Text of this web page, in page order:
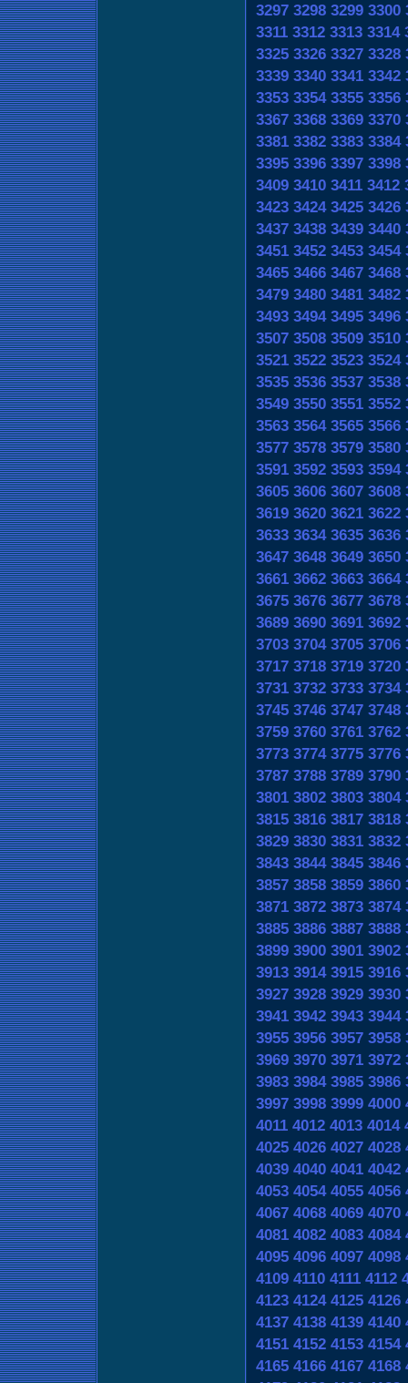
3297 3298 3299 3300
3311 3312 3313 3314
3325 3326 3327 3328
3339 3340 3341 3342
3353 3354 3355 3356
3367 3368 3369 3370
3381 3382 3383 3384
3395 3396 3397 3398
3409 3410 3411 3412
3423 3424 3425 3426
3437 3438 3439 3440
3451 3452 3453 3454
3465 3466 3467 3468
3479 3480 3481 3482
3493 3494 3495 3496
3507 3508 3509 3510
3521 3522 3523 3524
3535 3536 3537 3538
3549 3550 3551 3552
3563 3564 3565 3566
3577 3578 3579 3580
3591 3592 3593 3594
3605 3606 3607 3608
3619 3620 3621 3622
3633 3634 3635 3636
3647 3648 3649 3650
3661 3662 3663 3664
3675 3676 3677 3678
3689 3690 3691 3692
3703 3704 3705 3706
3717 3718 3719 3720
3731 3732 3733 3734
3745 3746 3747 3748
3759 3760 3761 3762
3773 3774 3775 3776
3787 3788 3789 3790
3801 3802 3803 3804
3815 3816 3817 3818
3829 3830 3831 3832
3843 3844 3845 3846
3857 3858 3859 3860
3871 3872 3873 3874
3885 3886 3887 3888
3899 3900 3901 3902
3913 3914 3915 3916
3927 3928 3929 3930
3941 3942 3943 3944
3955 3956 3957 3958
3969 3970 3971 3972
3983 3984 3985 3986
3997 3998 3999 4000
4011 4012 4013 4014
4025 4026 4027 4028
4039 4040 4041 4042
4053 4054 4055 4056
4067 4068 4069 4070
4081 4082 4083 4084
4095 4096 4097 4098
4109 4110 4111 4112
4123 4124 4125 4126
4137 4138 4139 4140
4151 4152 4153 4154
4165 4166 4167 4168